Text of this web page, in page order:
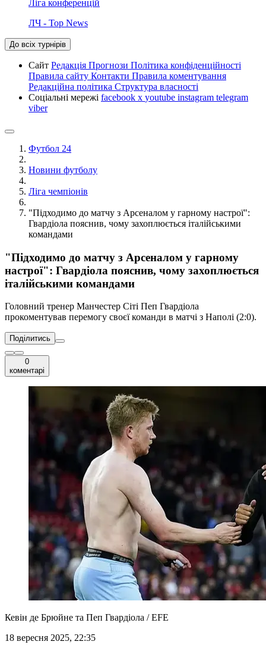
Ліга конференцій
ЛЧ - Top News
До всіх турнірів
Сайт Редакція Прогнози Політика конфіденційності
Правила сайту Контакти Правила коментування
Редакційна політика Структура власності
Соціальні мережі facebook x youtube instagram telegram
viber
Футбол 24
Новини футболу
Ліга чемпіонів
"Підходимо до матчу з Арсеналом у гарному настрої":
Гвардіола пояснив, чому захоплюється італійськими
командами
"Підходимо до матчу з Арсеналом у гарному
настрої": Гвардіола пояснив, чому захоплюється
італійськими командами
Головний тренер Манчестер Сіті Пеп Гвардіола
прокоментував перемогу своєї команди в матчі з Наполі (2:0).
Поділитись
0
коментарі
Кевін де Брюйне та Пеп Гвардіола / EFE
18 вересня 2025, 22:35